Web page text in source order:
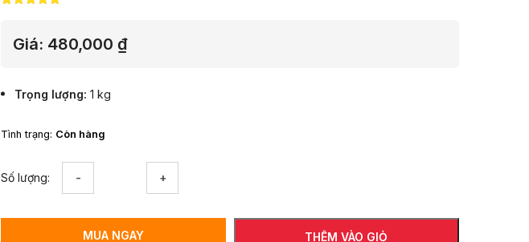
đánh giá
Giá: 480,000 ₫
Trọng lượng 1 kg
Tình trạng: Còn hàng
Số lượng:
vệ
sinh
THÊM VÀO GIỎ
MUA NGAY